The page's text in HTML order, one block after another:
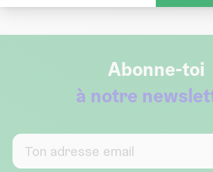
Abonne-toi
à notre